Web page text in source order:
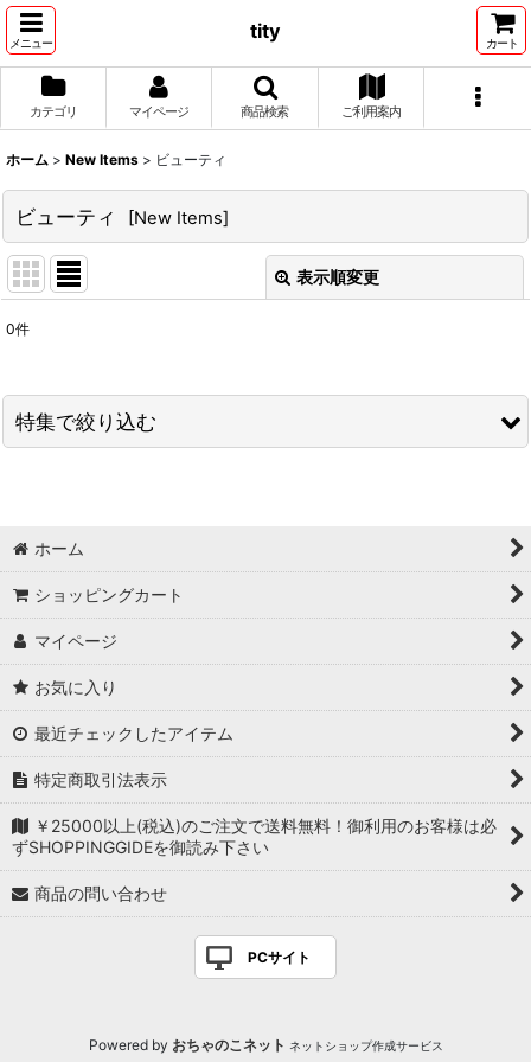
メニュー
tity
カート
カテゴリ マイページ 商品検索 ご利用案内
ホーム > New Items > ビューティ
ビューティ [New Items]
表示順変更
並び順 :
0件
特集で絞り込む
シャツ
ニット/セーター
トップス
スウェット/トレーナー
カットソー
ワンピース
パンツ
ショートパンツ
ホーム
ショッピングカート
マイページ
お気に入り
最近チェックしたアイテム
特定商取引法表示
￥25000以上(税込)のご注文で送料無料！御利用のお客様は必
ずSHOPPINGGIDEを御読み下さい
商品の問い合わせ
PCサイト
Powered by おちゃのこネット ネットショップ作成サービス